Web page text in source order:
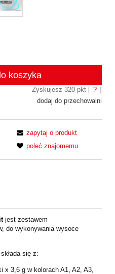
koszyka
Zyskujesz 320pkt [ ? ]
dodaj do przechowalni
zapytaj o produkt
poleć znajomemu
jest zestawem
do wykonywania wysoce
się z:
x 3,6 g w kolorach A1, A2, A3,